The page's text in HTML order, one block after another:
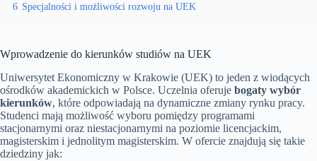
6 Specjalności i możliwości rozwoju na UEK
Wprowadzenie do kierunków studiów na UEK
Uniwersytet Ekonomiczny w Krakowie (UEK) to jeden z wiodących
ośrodków akademickich w Polsce. Uczelnia oferuje bogaty wybór
kierunków, które odpowiadają na dynamiczne zmiany rynku pracy.
Studenci mają możliwość wyboru pomiędzy programami
stacjonarnymi oraz niestacjonarnymi na poziomie licencjackim,
magisterskim i jednolitym magisterskim. W ofercie znajdują się takie
dziedziny jak: